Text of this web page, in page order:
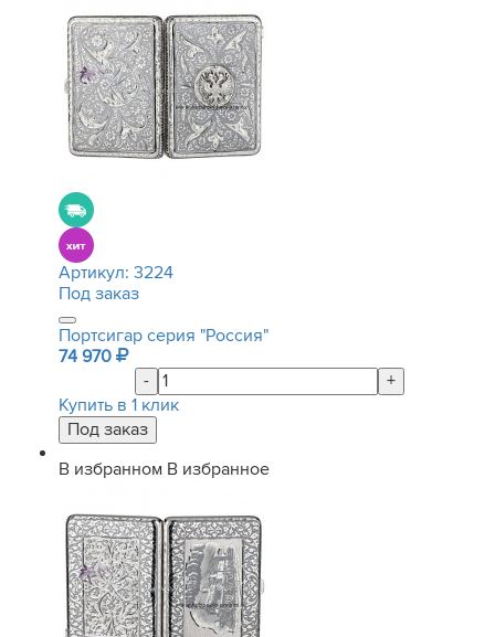
Артикул: 3224
Под заказ
Портсигар серия "Россия"
74 970
-
+
Купить в 1 клик
В избранном В избранное